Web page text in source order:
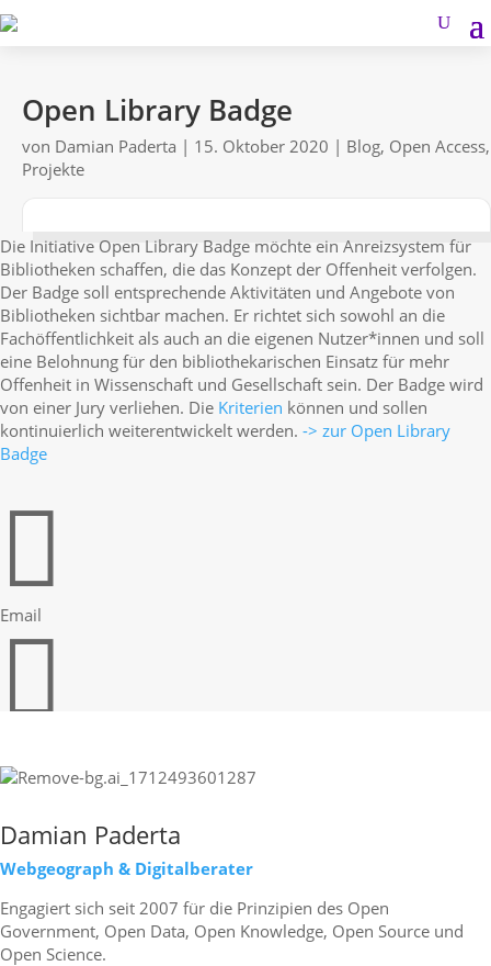
Open Library Badge
von Damian Paderta | 15. Oktober 2020 | Blog, Open Access,
Projekte
Die Initiative Open Library Badge möchte ein Anreizsystem für
Bibliotheken schaffen, die das Konzept der Offenheit verfolgen.
Der Badge soll entsprechende Aktivitäten und Angebote von
Bibliotheken sichtbar machen. Er richtet sich sowohl an die
Fachöffentlichkeit als auch an die eigenen Nutzer*innen und soll
eine Belohnung für den bibliothekarischen Einsatz für mehr
Offenheit in Wissenschaft und Gesellschaft sein. Der Badge wird
von einer Jury verliehen. Die Kriterien können und sollen
kontinuierlich weiterentwickelt werden. -> zur Open Library
Badge

Email

Damian Paderta
Webgeograph & Digitalberater
Engagiert sich seit 2007 für die Prinzipien des Open
Government, Open Data, Open Knowledge, Open Source und
Open Science.